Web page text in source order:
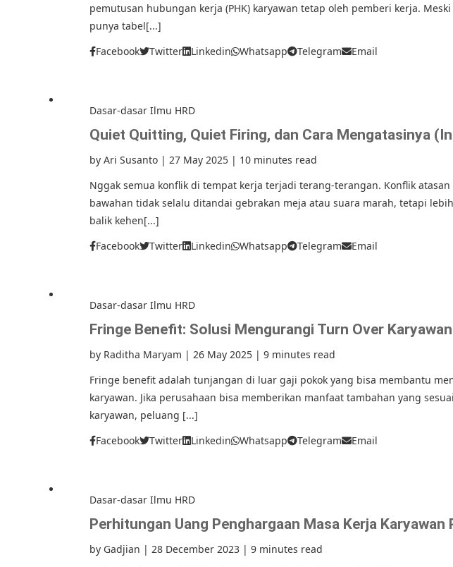
pemutusan hubungan kerja (PHK) karyawan tetap oleh pemberi kerja.
punya tabel[...]
Facebook
Twitter Linkedin Whatsapp Telegram Email
Dasar-dasar Ilmu HRD
Quiet Quitting, Quiet Firing, dan Cara Mengatasinya
by Ari Susanto | 27 May 2025 | 10 minutes read
Nggak semua konflik di tempat kerja terjadi terang-terangan. Konflik atasan
bawahan tidak selalu ditandai gebrakan meja atau suara marah, tetapi
balik kehen[...]
Facebook
Twitter Linkedin Whatsapp Telegram Email
Dasar-dasar Ilmu HRD
Fringe Benefit: Solusi Mengurangi Turn Over Karyawan
by Raditha Maryam | 26 May 2025 | 9 minutes read
Fringe benefit adalah tunjangan di luar gaji pokok yang bisa membantu
karyawan. Jika perusahaan bisa memberikan manfaat tambahan yang
karyawan, peluang [...]
Facebook
Twitter Linkedin Whatsapp Telegram Email
Dasar-dasar Ilmu HRD
Perhitungan Uang Penghargaan Masa Kerja Karyawan
by Gadjian | 28 December 2023 | 9 minutes read